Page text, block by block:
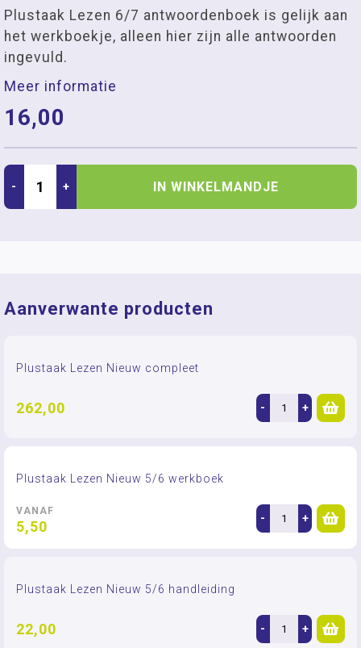
Plustaak Lezen 6/7 antwoordenboek is gelijk aan
het werkboekje, alleen hier zijn alle antwoorden
ingevuld.
Meer informatie
16,00
- + IN WINKELMANDJE
Aanverwante producten
Plustaak Lezen Nieuw compleet
262,00 - +
Plustaak Lezen Nieuw 5/6 werkboek
VANAF
5,50 - +
Plustaak Lezen Nieuw 5/6 handleiding
22,00 - +